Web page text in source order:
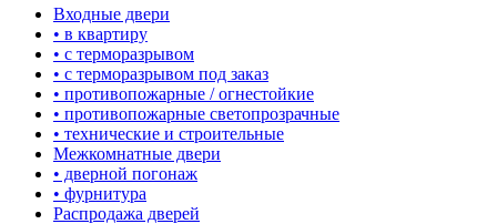
Входные двери
• в квартиру
• с терморазрывом
• с терморазрывом под заказ
• противопожарные / огнестойкие
• противопожарные светопрозрачные
• технические и строительные
Межкомнатные двери
• дверной погонаж
• фурнитура
Распродажа дверей